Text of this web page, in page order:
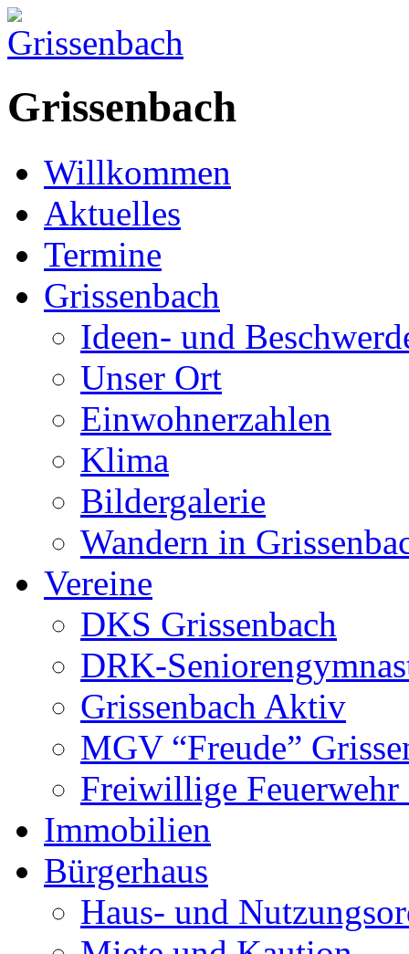
Grissenbach
Willkommen
Aktuelles
Termine
Grissenbach
Ideen- und
Unser Ort
Einwohnerzahlen
Klima
Bildergalerie
Wandern in
Vereine
DKS Grissenbach
DRK-
Grissenbach Aktiv
MGV “Freude”
Freiwillige Feuerwehr
Immobilien
Bürgerhaus
Haus- und